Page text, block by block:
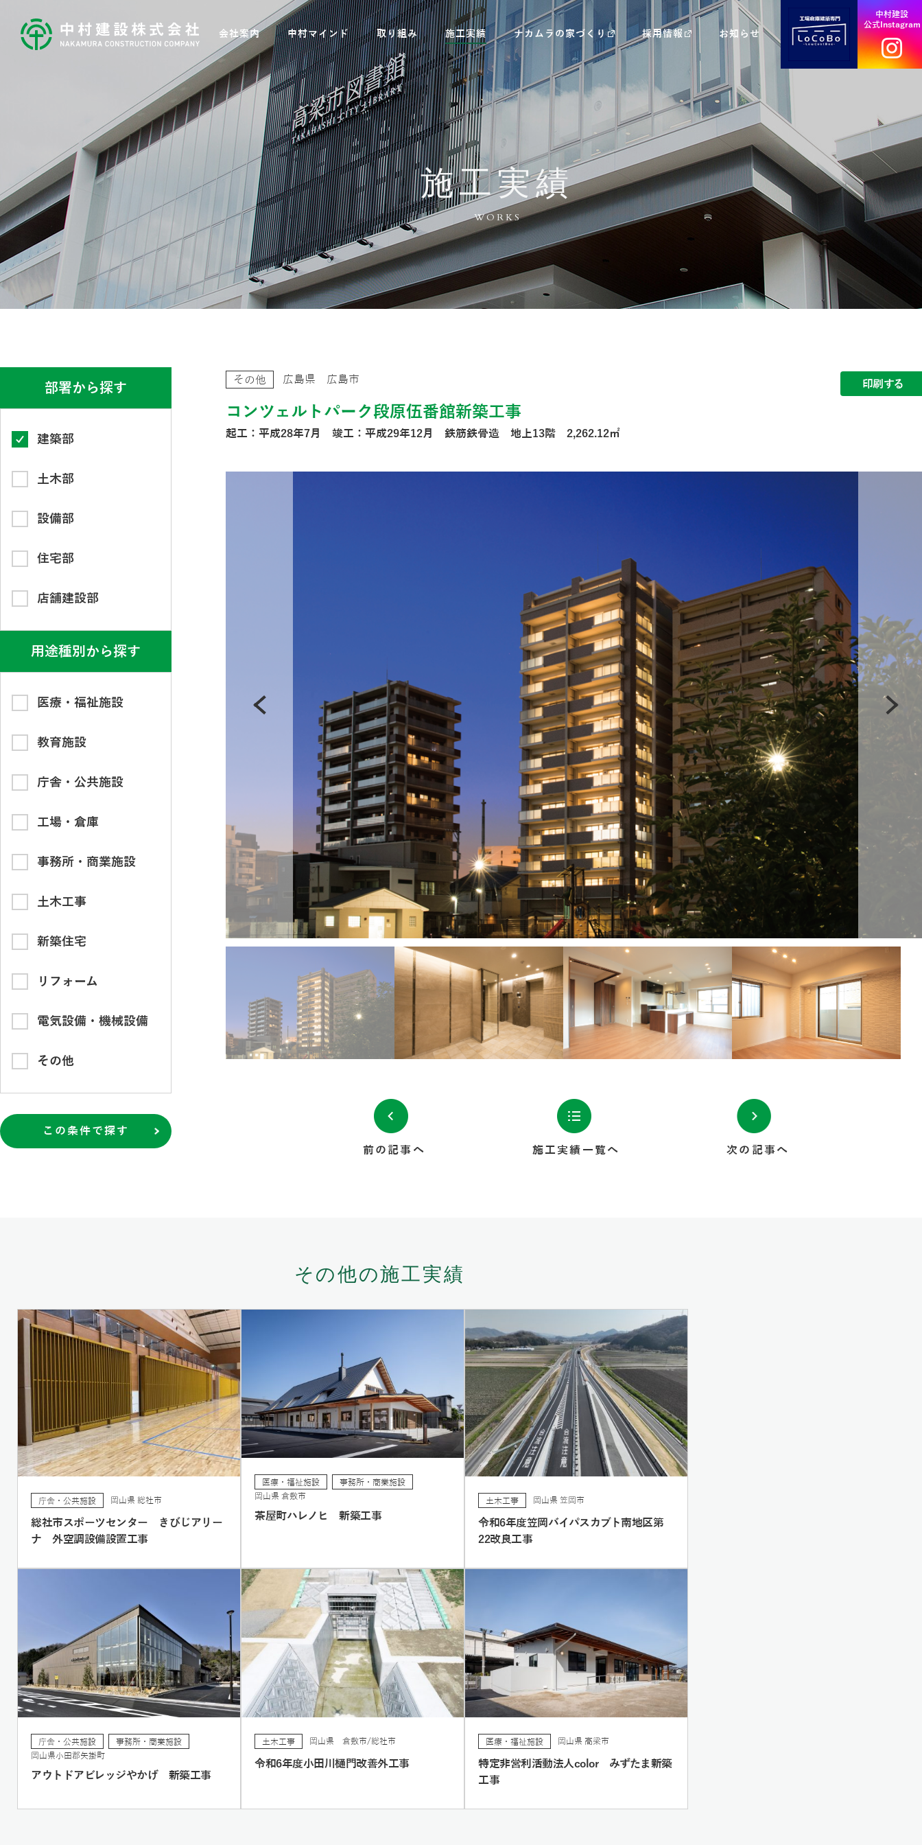
会社案内 中村マインド 取り組み 施工実績 ナカムラの家づくり 採用情報 お知らせ
中村建設
公式Instagram
施工実績
WORKS
部署から探す
建築部
土木部
設備部
住宅部
店舗建設部
用途種別から探す
医療・福祉施設
教育施設
庁舎・公共施設
工場・倉庫
事務所・商業施設
土木工事
新築住宅
リフォーム
電気設備・機械設備
その他
その他 広島県 広島市 印刷する
コンツェルトパーク段原伍番館新築工事
起工：平成28年7月 竣工：平成29年12月 鉄筋鉄骨造 地上13階 2,262.12㎡
前の記事へ 施工実績一覧へ 次の記事へ
その他の施工実績
庁舎・公共施設 岡山県 総社市
総社市スポーツセンター きびじアリー
ナ 外空調設備設置工事
医療・福祉施設
事務所・商業施設
岡山県 倉敷市
茶屋町ハレノヒ 新築工事
土木工事 岡山県 笠岡市
令和6年度笠岡バイパスカブト南地区第
22改良工事
庁舎・公共施設
事務所・商業施設
岡山県小田郡矢掛町
アウトドアビレッジやかげ 新築工事
土木工事 岡山県 倉敷市/総社市
令和6年度小田川樋門改善外工事
医療・福祉施設 岡山県 高梁市
特定非営利活動法人color みずたま新築
工事